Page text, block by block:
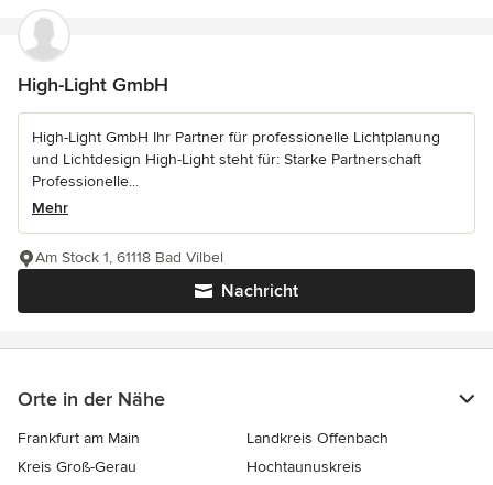
High-Light GmbH
High-Light GmbH Ihr Partner für professionelle Lichtplanung
und Lichtdesign High-Light steht für: Starke Partnerschaft
Professionelle...
Mehr
Nachricht
Am Stock 1, 61118 Bad Vilbel
Orte in der Nähe
Frankfurt am Main
Landkreis Offenbach
Kreis Groß-Gerau
Hochtaunuskreis